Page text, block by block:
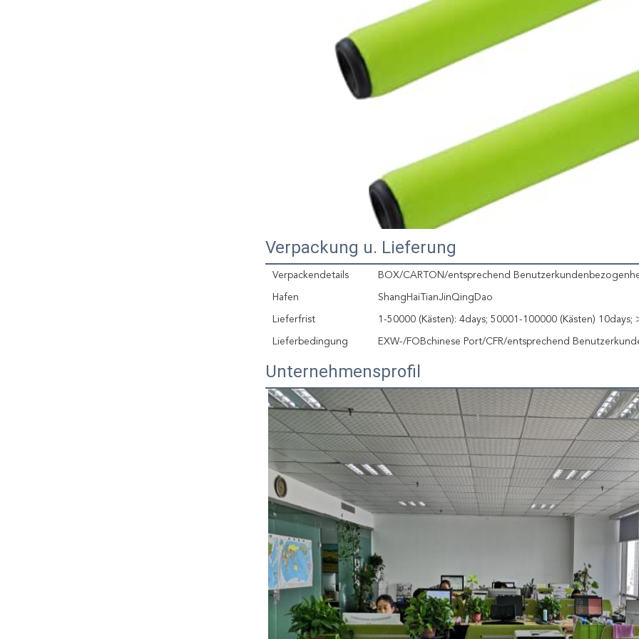
Verpackung u. Lieferung
Verpackendetails BOX/CARTON/entsprechend
Hafen ShangHaiTianJinQingDao
Lieferfrist 1-50000 (Kästen): 4days; 50001-100000 (Kästen) 10days;
Lieferbedingung EXW-/FOBchinese Port/CFR/entsprechend
Unternehmensprofil